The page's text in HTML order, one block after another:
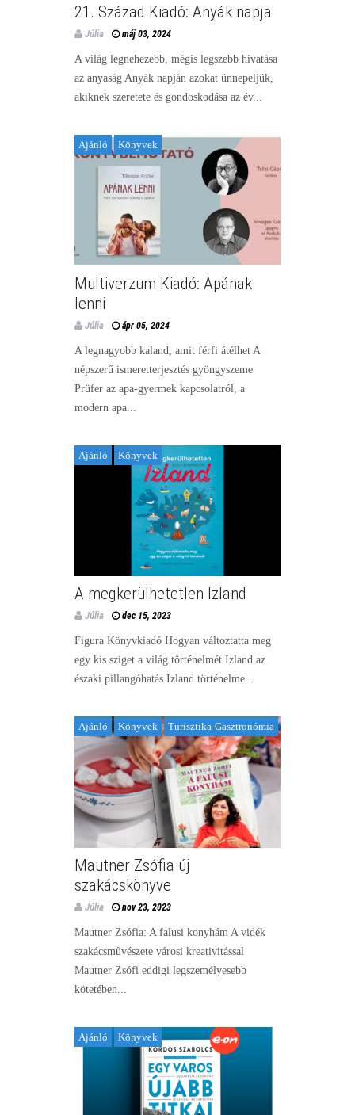
21. Század Kiadó: Anyák napja
Júlia máj 03, 2024
A világ legnehezebb, mégis legszebb hivatása
az anyaság Anyák napján azokat ünnepeljük,
akiknek szeretete és gondoskodása az év...
Ajánló Könyvek
Multiverzum Kiadó: Apának
lenni
Júlia ápr 05, 2024
A legnagyobb kaland, amit férfi átélhet A
népszerű ismeretterjesztés gyöngyszeme
Prüfer az apa-gyermek kapcsolatról, a
modern apa...
Ajánló Könyvek
A megkerülhetetlen Izland
Júlia dec 15, 2023
Figura Könyvkiadó Hogyan változtatta meg
egy kis sziget a világ történelmét Izland az
északi pillangóhatás Izland történelme...
Ajánló Könyvek Turisztika-Gasztronómia
Mautner Zsófia új
szakácskönyve
Júlia nov 23, 2023
Mautner Zsófia: A falusi konyhám A vidék
szakácsművészete városi kreativitással
Mautner Zsófi eddigi legszemélyesebb
kötetében...
Ajánló Könyvek